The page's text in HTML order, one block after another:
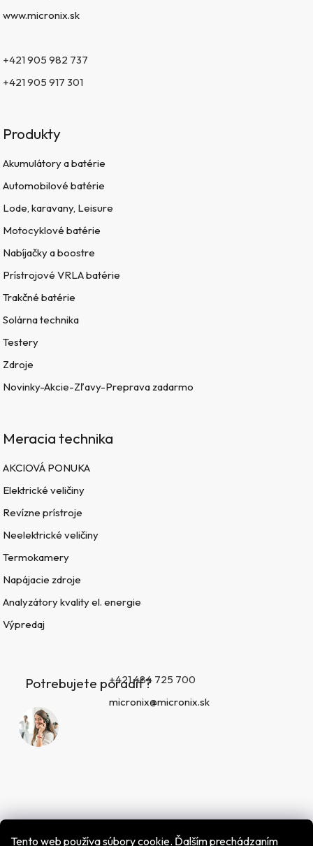
Tento web používa súbory cookie. Ďalším prechádzaním
www.micronix.sk
+421 905 982 737
+421 905 917 301
Produkty
Akumulátory a batérie
Automobilové batérie
Lode, karavany, Leisure
Motocyklové batérie
Nabíjačky a boostre
Prístrojové VRLA batérie
Trakčné batérie
Solárna technika
Testery
Zdroje
Novinky-Akcie-Zľavy-Preprava zadarmo
Meracia technika
AKCIOVÁ PONUKA
Elektrické veličiny
Revízne prístroje
Neelektrické veličiny
Termokamery
Napájacie zdroje
Analyzátory kvality el. energie
Výpredaj
Potrebujete poradiť?+421 484 725 700
micronix@micronix.sk